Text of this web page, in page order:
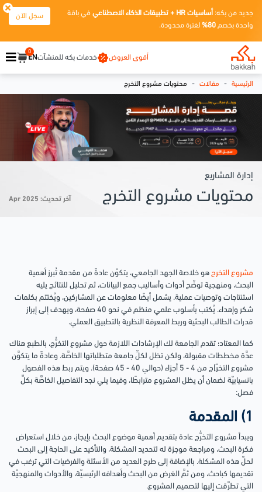
جديد من بكه: أساسيات HR + تطبيقات الذكاء الاصطناعي
في باقة
واحدة بخصم 80% لفترة محدودة.
سجل الآن
أقوى العروض خدمات بكه للمنشآتEN
0
الرئيسية - مقالات - محتويات مشروع التخرج
إدارة المشاريع
محتويات مشروع التخرج آخر تحديث: Apr 2025
مشروع التخرج هو خلاصة الجهد الجامعي، يتكوّن عادةً من مقدمة تُبرز أهمية
البحث، ومنهجية توضّح أدوات وأساليب جمع البيانات، ثم تحليل للنتائج يليه
استنتاجات وتوصيات عملية. يشمل أيضًا معلومات عن المشاركين، ويُختتم بكلمات
شكر وإهداء. يُكتب بأسلوب علمي منظم في نحو 40 صفحة، ويهدف إلى إبراز
قدرات الطالب البحثية وربط المعرفة النظرية بالتطبيق العملي.
كما المعتاد؛ تقدم الجامعة لك الإرشادات اللازمة حول مشروع التخرُّج، بالطبع هناك
عدَّة مخططات مقبولة، ولكن تظل لكلِّ جامعة متطلباتها الخاصَّة. وعادةً ما يتكوَّن
مشروع التخرّ]ج من 4 - 5 أجزاء (حوالي 40 - 45 صفحة). ويتم ربط هذه الفصول
بانسيابيّة لضمان أن يظل المشروع مترابطًا، وفيما يلي نجد التفاصيل الخاصَّة بكلِّ
فصل:
1) المقدمة
ويبدأ مشروع التخرُّج عادة بتقديم أهمية موضوع البحث بإيجاز، من خلال استعراض
فكرة البحث، ومراجعة موجزة له لتحديد المشكلة، والتأكيد على الحاجة إلى البحث
لحلِّ هذه المشكلة. بالإضافة إلى طرح العديد من الأسئلة والفرضيات التي ترغب في
تقديمها كباحث، ومن ثمَّ الغرض من البحث وأهدافه الرئيسيّة، والأدوات والمنهجيّة
التي تطرَّقت إليها لتصميم المشروع.